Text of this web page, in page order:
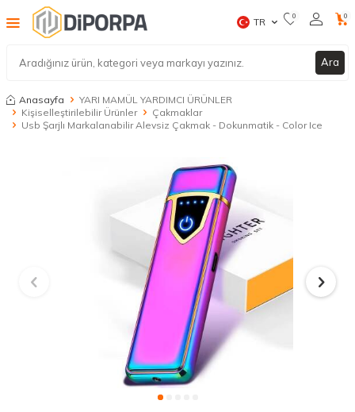
Ara
TR 0 0
Anasayfa
YARI MAMÜL YARDIMCI ÜRÜNLER
Kişiselleştirilebilir Ürünler
Çakmaklar
Usb Şarjlı Markalanabilir Alevsiz Çakmak - Dokunmatik - Color Ice